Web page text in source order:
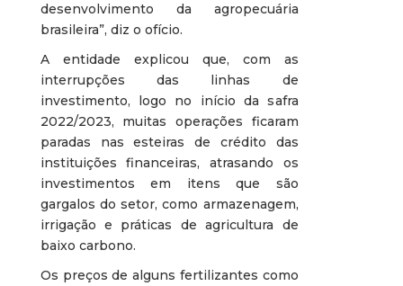
desenvolvimento da agropecuária
brasileira”, diz o ofício.
A entidade explicou que, com as
interrupções das linhas de
investimento, logo no início da safra
2022/2023, muitas operações ficaram
paradas nas esteiras de crédito das
instituições financeiras, atrasando os
investimentos em itens que são
gargalos do setor, como armazenagem,
irrigação e práticas de agricultura de
baixo carbono.
Os preços de alguns fertilizantes como